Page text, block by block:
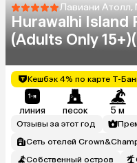
Лавиани
Hurawalhi Island
(Adults Only
Кешбэк 4% по карте Т-
линия песок 5 м
Отзывы за этот год
Сеть отелей
Собственный остров